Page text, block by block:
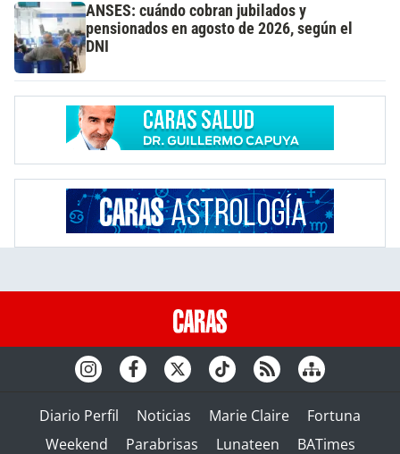
ANSES: cuándo cobran jubilados y
pensionados en agosto de 2026, según el
DNI
Diario Perfil Noticias Marie Claire
Fortuna
Weekend
Parabrisas Lunateen BATimes